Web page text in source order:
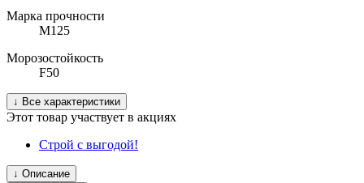
Марка прочности
М125
Морозостойкость
F50
↓ Все характеристики
Этот товар участвует в акциях
Строй с выгодой!
↓ Описание